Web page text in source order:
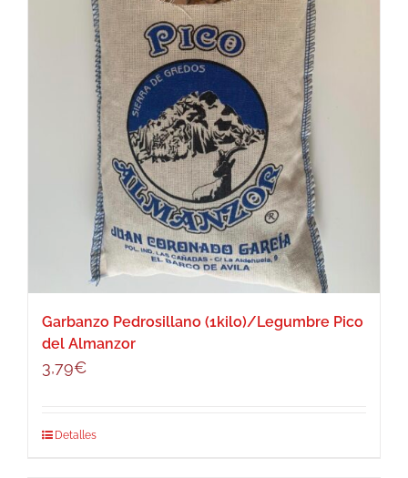
Garbanzo Pedrosillano (1kilo)/Legumbre Pico
del Almanzor
3,79€
Detalles